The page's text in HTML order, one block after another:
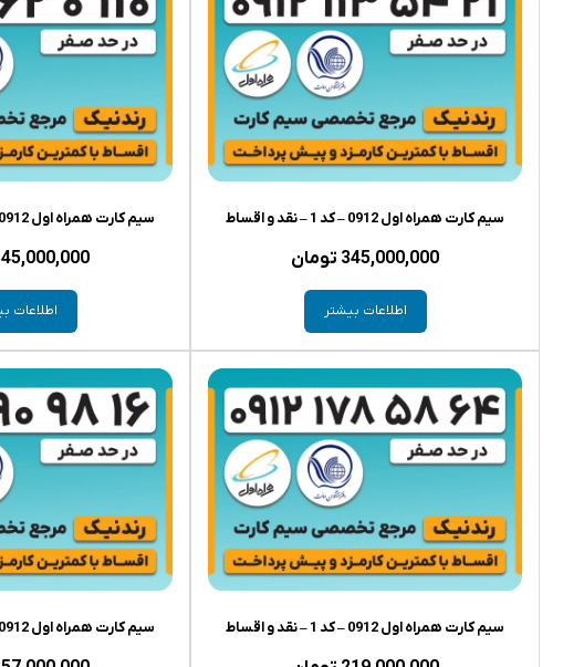
سیم کارت همراه اول 0912 – کد 1 – نقد و اقساط
345,000,000 تومان
اطلاعات بیشتر
سیم کارت همراه اول 0912 – کد 1 – نقد و اقساط
اطلاعات
سیم کارت همراه اول 0912 – کد 1 – نقد و اقساط سیم کارت همراه اول 0912 – کد 1 – نقد و اقساط